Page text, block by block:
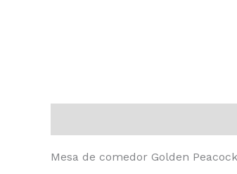
Mesa de comedor Golden Peacock